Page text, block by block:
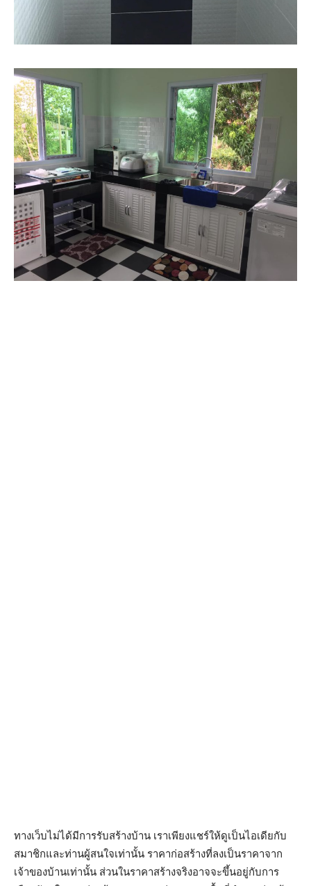
ทางเว็บไม่ได้มีการรับสร้างบ้าน เราเพียงแชร์ให้ดูเป็นไอเดียกับ
สมาชิกและท่านผู้สนใจเท่านั้น ราคาก่อสร้างที่ลงเป็นราคาจาก
เจ้าของบ้านเท่านั้น ส่วนในราคาสร้างจริงอาจจะขึ้นอยู่กับการ